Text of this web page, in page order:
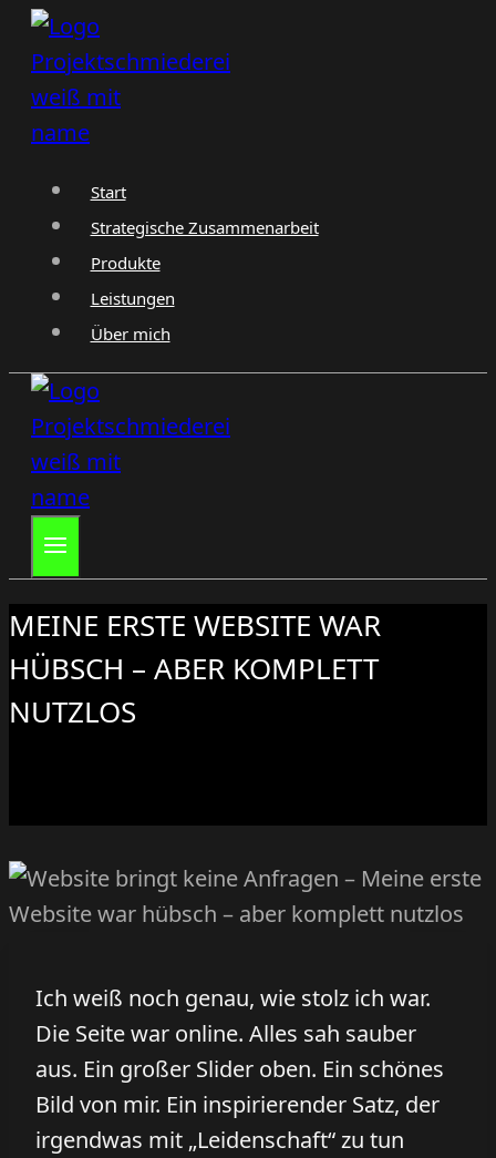
Zum
Inhalt
springen
Start
Strategische Zusammenarbeit
Produkte
Leistungen
Über mich
MEINE ERSTE WEBSITE WAR
HÜBSCH – ABER KOMPLETT
NUTZLOS
Ich weiß noch genau, wie stolz ich war.
Die Seite war online. Alles sah sauber
aus. Ein großer Slider oben. Ein schönes
Bild von mir. Ein inspirierender Satz, der
irgendwas mit „Leidenschaft“ zu tun